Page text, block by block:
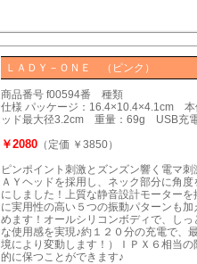
ＬＡＤＹ－ＯＮＥ （ピンク）
商品番号 f00594番 種類
仕様 パッケージ：16.4×10.4×4.1cm
ッド最大径3.2cm 重量：69g USB充
￥2080 （定価 ￥3850）
ピンポイント刺激とズンズン響く電マ
ＡＹヘッドを採用し、ネック部分に角
にしました！上質な静音設計モーター
に実用性の高い５つの振動パターンも
めます！オールシリコンボディで、し
な使用感を実現♪約１２０分の充電で、
境により変動します！）ＩＰＸ６相当
的に保つことができます♪